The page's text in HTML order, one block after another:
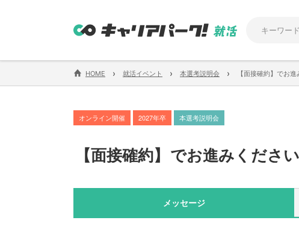
HOME › 就活イベント › 本選考説明会 › 【面接確約】でお
オンライン開催 2027年卒 本選考説明会
【面接確約】 でお進みください
メッセージ